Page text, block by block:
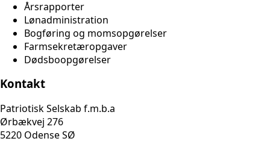
Årsrapporter
Lønadministration
Bogføring og momsopgørelser
Farmsekretæropgaver
Dødsboopgørelser
Kontakt
Patriotisk Selskab f.m.b.a
Ørbækvej 276
5220 Odense SØ